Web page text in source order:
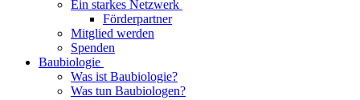
Ein starkes Netzwerk
Förderpartner
Mitglied werden
Spenden
Baubiologie
Was ist Baubiologie?
Was tun Baubiologen?